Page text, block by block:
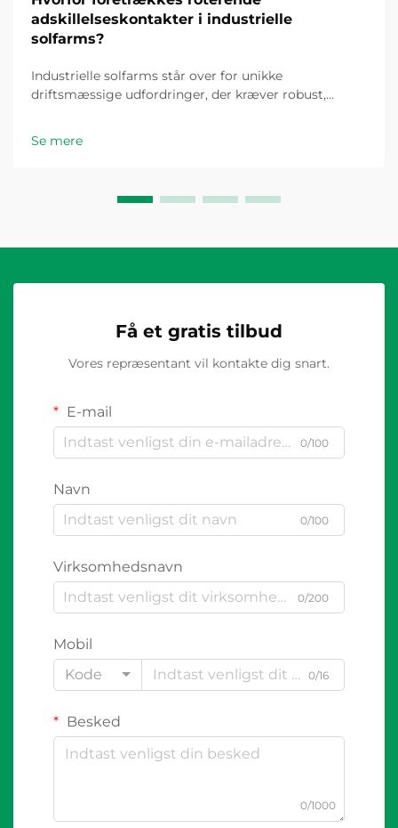
adskillelseskontakter i industrielle
solfarms?
Industrielle solfarms står over for unikke
driftsmæssige udfordringer, der kræver robust,
adskillelsesløsninger, der er tilgængelige, er
Se mere
Få et gratis tilbud
Vores repræsentant vil kontakte dig snart.
E-mail
0/100
Navn
0/100
Virksomhedsnavn
0/200
Mobil
Kode
0/16
Besked
0/1000